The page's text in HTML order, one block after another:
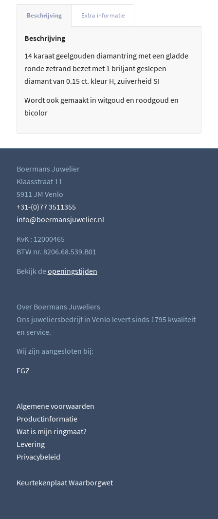
Beschrijving Extra informatie
Beschrijving
14 karaat geelgouden diamantring met een gladde
ronde zetrand bezet met 1 briljant geslepen
diamant van 0.15 ct. kleur H, zuiverheid SI
Wordt ook gemaakt in witgoud en roodgoud en
bicolor
Boermans Juwelier
Klaasstraat 11
5911 JM Venlo
+31-(0)77 3511355
info@boermansjuwelier.nl
KvK : 12000465
BTW nr. 8206.68.539.B01
Bekijk deopeningstijden
Over Boermans Juweliers
Ons juweliersbedrijf in Venlo levert sinds 1795 kwaliteit
en service.
Wij zijn aangesloten bij:
FGZ
Algemene voorwaarden
Productinformatie
Wat is mijn ringmaat?
Levering
Privacybeleid
Keurtekenplaat Waarborgwet